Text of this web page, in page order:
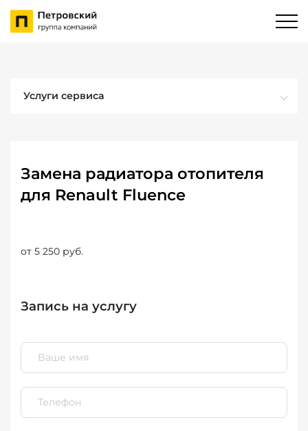
Услуги сервиса
Замена радиатора отопителя
для Renault Fluence
от 5 250 руб.
Запись на услугу